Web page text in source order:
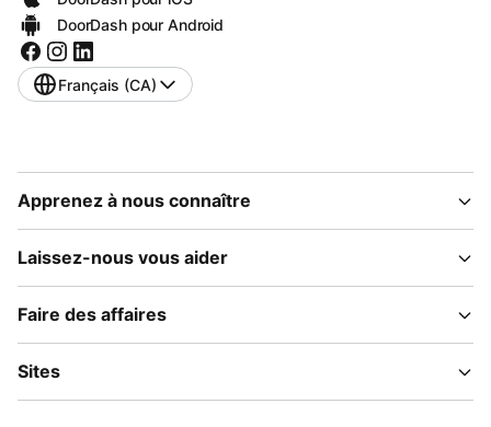
DoorDash pour Android
Français (CA)
Apprenez à nous connaître
Laissez-nous vous aider
Faire des affaires
Sites